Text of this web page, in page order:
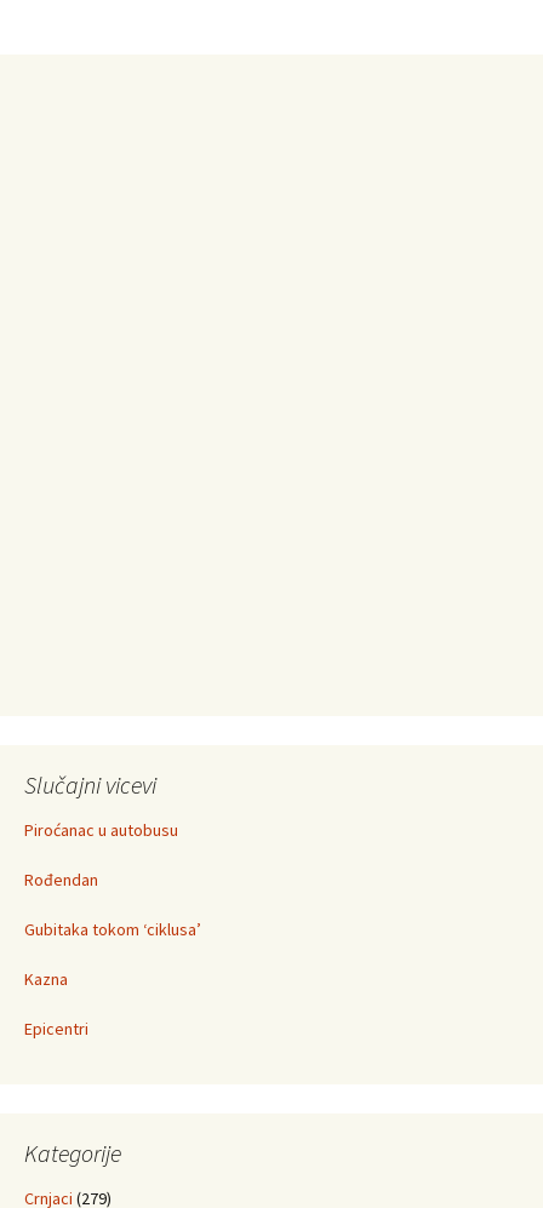
Slučajni vicevi
Piroćanac u autobusu
Rođendan
Gubitaka tokom ‘ciklusa’
Kazna
Epicentri
Kategorije
Crnjaci (279)